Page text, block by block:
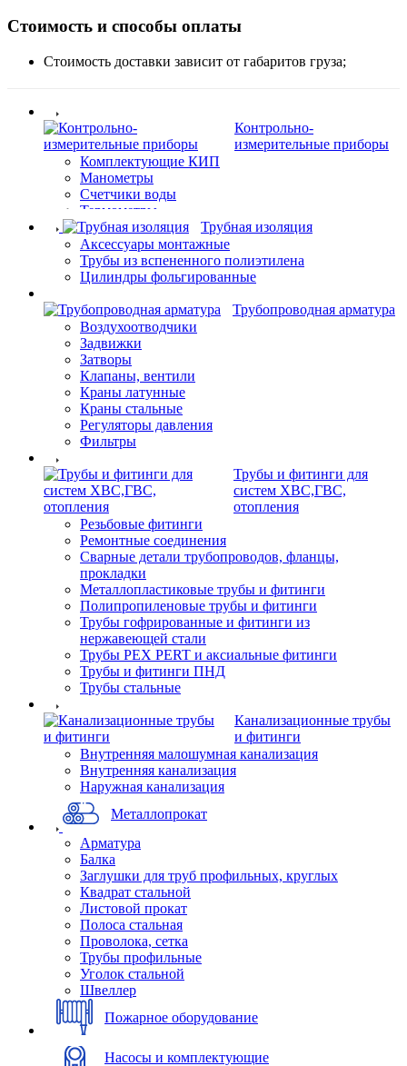
Стоимость и способы оплаты
Стоимость доставки зависит от габаритов груза;
Контрольно-
измерительные приборы
Комплектующие КИП
Манометры
Счетчики воды
Термометры
Трубная изоляция
Аксессуары монтажные
Трубы из вспененного полиэтилена
Цилиндры фольгированные
Трубопроводная арматура
Воздухоотводчики
Задвижки
Затворы
Клапаны, вентили
Краны латунные
Краны стальные
Регуляторы давления
Фильтры
Трубы и фитинги для
систем ХВС,ГВС,
отопления
Резьбовые фитинги
Ремонтные соединения
Сварные детали трубопроводов, фланцы,
прокладки
Металлопластиковые трубы и фитинги
Полипропиленовые трубы и фитинги
Трубы гофрированные и фитинги из
нержавеющей стали
Трубы PEX PERT и аксиальные фитинги
Трубы и фитинги ПНД
Трубы стальные
Канализационные трубы
и фитинги
Внутренняя малошумная канализация
Внутренняя канализация
Наружная канализация
Металлопрокат
Арматура
Балка
Заглушки для труб профильных, круглых
Квадрат стальной
Листовой прокат
Полоса стальная
Проволока, сетка
Трубы профильные
Уголок стальной
Швеллер
Пожарное оборудование
Насосы и комплектующие